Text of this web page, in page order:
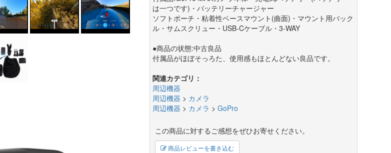
は一つです)・バッテリーチャージャー
ソフトポーチ・粘着性ベースマウント(曲面)・マウント用バック
ル・サムスクリュー・USB-Cケーブル・3-WAY
●商品の状態:中古良品
付属品がほぼそっろた、使用感もほとんどない良品です。
関連カテゴリ：
周辺機器
周辺機器 > カメラ
周辺機器 > カメラ > GoPro
この商品に対するご感想をぜひお寄せください。
商品レビューを書き込む